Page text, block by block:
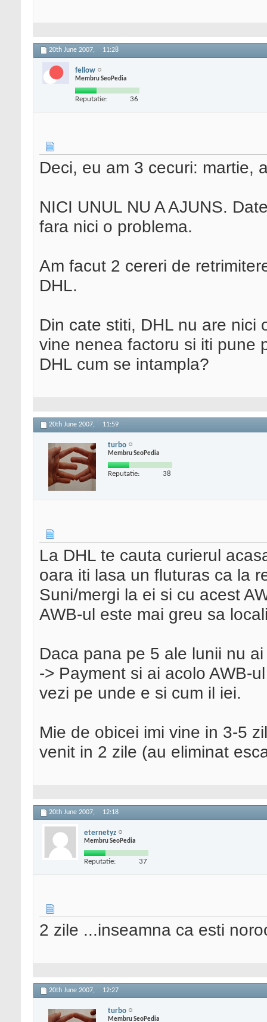
20th June 2007, 11:28
fellow
Membru SeoPedia
Reputatie: 36
Deci, eu am 3 cecuri: martie,
NICI UNUL NU A AJUNS.
fara nici o problema.
Am facut 2 cereri de
DHL.
Din cate stiti, DHL nu are nici
vine nenea factoru si iti pune
DHL cum se intampla?
20th June 2007, 11:59
turbo
Membru SeoPedia
Reputatie: 38
La DHL te cauta curierul
oara iti lasa un fluturas ca la
Suni/mergi la ei si cu acest
AWB-ul este mai greu sa
Daca pana pe 5 ale lunii nu
-> Payment si ai acolo AWB-
vezi pe unde e si cum il iei.
Mie de obicei imi vine in 3-5
venit in 2 zile (au eliminat
20th June 2007, 12:18
eternetyz
Membru SeoPedia
Reputatie: 37
2 zile ...inseamna ca esti
20th June 2007, 12:27
turbo
Membru SeoPedia